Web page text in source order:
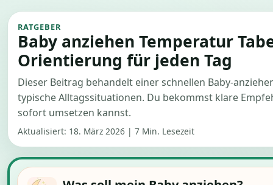
RATGEBER
Baby anziehen Temperatur
Orientierung für jeden Tag
Dieser Beitrag behandelt einer schnellen Baby-
typische Alltagssituationen. Du bekommst klare
sofort umsetzen kannst.
Aktualisiert: 18. März 2026 | 7 Min. Lesezeit